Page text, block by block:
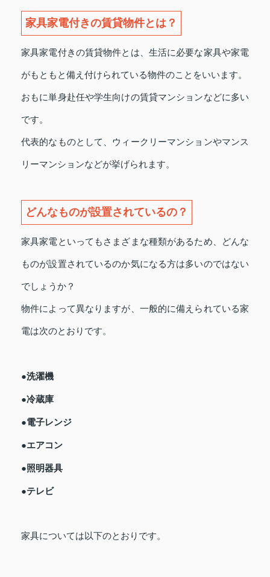
家具家電付きの賃貸物件とは？
家具家電付きの賃貸物件とは、生活に必要な家具や家電
がもともと備え付けられている物件のことをいいます。
おもに単身赴任や学生向けの賃貸マンションなどに多い
です。
代表的なものとして、ウィークリーマンションやマンス
リーマンションなどが挙げられます。
どんなものが設置されているの？
家具家電といってもさまざまな種類があるため、どんな
ものが設置されているのか気になる方は多いのではない
でしょうか？
物件によって異なりますが、一般的に備えられている家
電は次のとおりです。
●洗濯機
●冷蔵庫
●電子レンジ
●エアコン
●照明器具
●テレビ
家具については以下のとおりです。